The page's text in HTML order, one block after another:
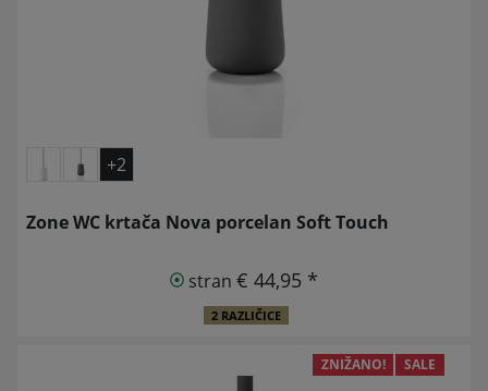
+2
Zone WC krtača Nova porcelan Soft Touch
stran€ 44,95 *
2 RAZLIČICE
ZNIŽANO! SALE